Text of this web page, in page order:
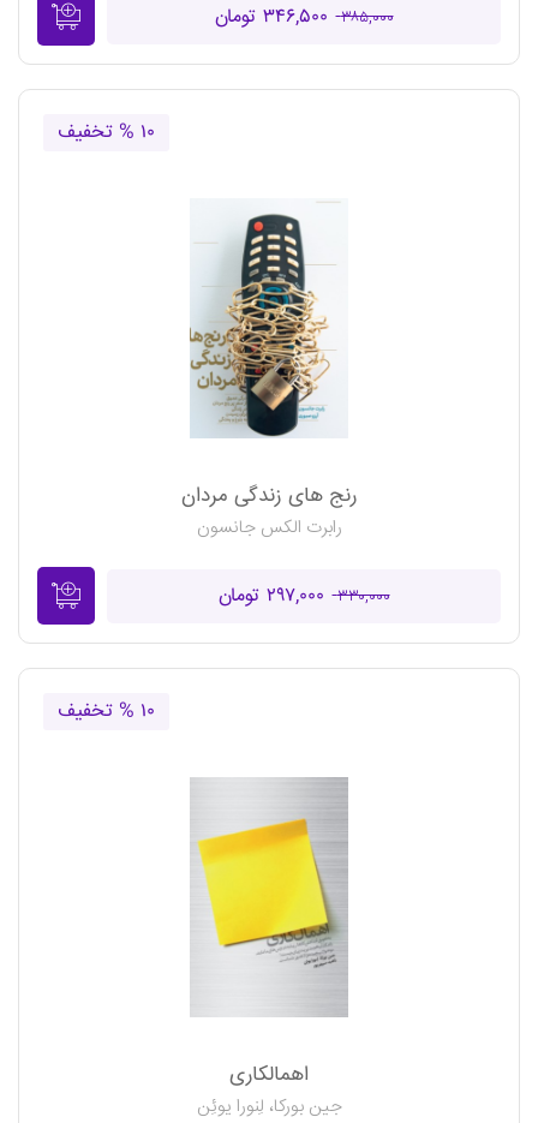
۳۸۵,۰۰۰ ۳۴۶,۵۰۰ تومان
۱۰ % تخفیف
رنج های زندگی مردان
رابرت الکس جانسون
۳۳۰,۰۰۰ ۲۹۷,۰۰۰ تومان
۱۰ % تخفیف
اهمالکاری
جین بورکا، لِنورا یوئِن